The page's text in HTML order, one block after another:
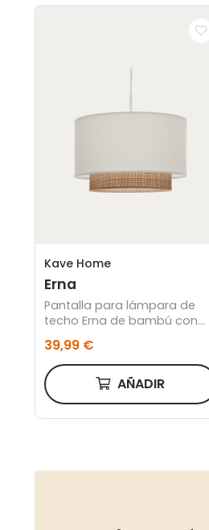
Kave Home
Erna
Pantalla para lámpara de
techo Erna de bambú con
acabado natural y blanco Ø
40 cm
39,99 €
AÑADIR